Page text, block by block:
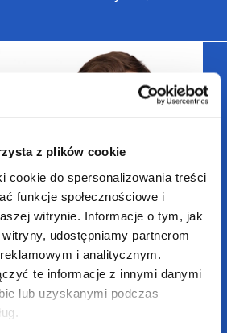
z plików cookie
cookie do spersonalizowania treści
funkcje społecznościowe i
witrynie. Informacje o tym, jak
udostępniamy partnerom
i analitycznym.
te informacje z innymi danymi
lub uzyskanymi podczas
gier